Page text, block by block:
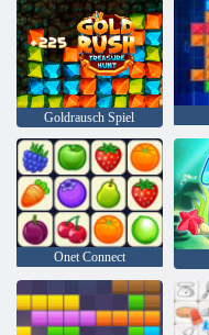
Goldrausch Spiel
Onet Connect